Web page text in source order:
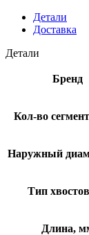
Детали
Доставка
Детали
Бренд
Кол-во
Наружный
Тип
Длина,